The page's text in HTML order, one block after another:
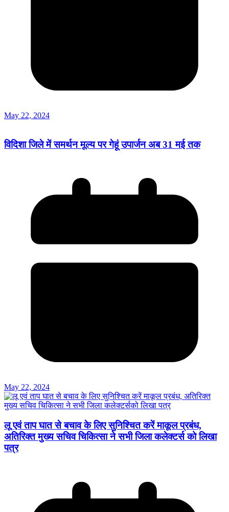
May 22, 2024
विदिशा जिले में समर्थन मूल्य पर गेहूं उपार्जन अब 31 मई तक
May 22, 2024
लू एवं ताप घात से बचाव के लिए सुनिश्चित करें माकूल प्रबंध,
अतिरिक्त मुख्य सचिव चिकित्सा ने सभी जिला कलेक्टर्स को लिखा
पत्र